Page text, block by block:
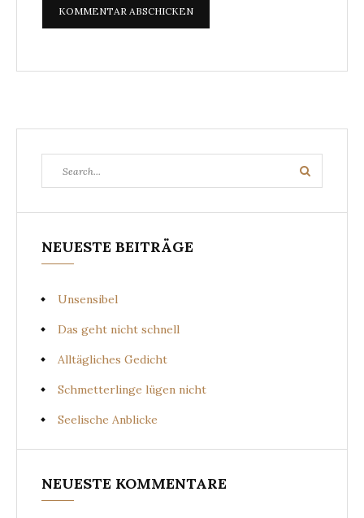
for:
Search
NEUESTE BEITRÄGE
Unsensibel
Das geht nicht schnell
Alltägliches Gedicht
Schmetterlinge lügen nicht
Seelische Anblicke
NEUESTE KOMMENTARE